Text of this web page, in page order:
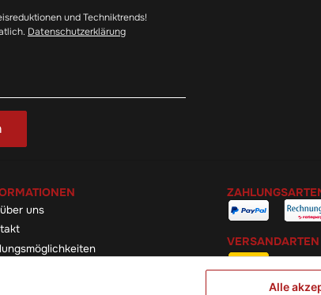
und Techniktrends!
Datenschutzerklärung
uns
VERSANDARTEN
Alle